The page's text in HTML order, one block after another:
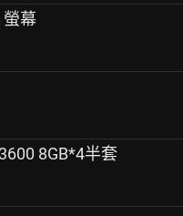
螢幕
8GB*4半套